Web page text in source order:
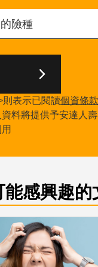
則表示已閱讀個資條款
料將提供予安達人
能感興趣的